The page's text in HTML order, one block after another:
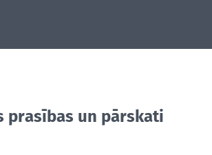
prasības un pārskati